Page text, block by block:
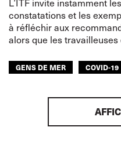
constatations et les
à réfléchir aux
alors que les travailleuses
GENS DE MER COVID-19